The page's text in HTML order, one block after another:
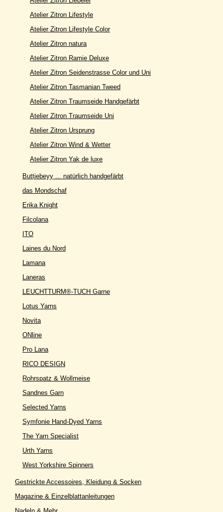
Atelier Zitron Lifestyle
Atelier Zitron Lifestyle Color
Atelier Zitron natura
Atelier Zitron Ramie Deluxe
Atelier Zitron Seidenstrasse Color und Uni
Atelier Zitron Tasmanian Tweed
Atelier Zitron Traumseide Handgefärbt
Atelier Zitron Traumseide Uni
Atelier Zitron Ursprung
Atelier Zitron Wind & Wetter
Atelier Zitron Yak de luxe
Buttjebeyy ... natürlich handgefärbt
das Mondschaf
Erika Knight
Filcolana
ITO
Laines du Nord
Lamana
Laneras
LEUCHTTURM®-TUCH Garne
Lotus Yarns
Novita
ONline
Pro Lana
RICO DESIGN
Rohrspatz & Wollmeise
Sandnes Garn
Selected Yarns
Symfonie Hand-Dyed Yarns
The Yarn Specialist
Urth Yarns
West Yorkshire Spinners
Gestrickte Accessoires, Kleidung & Socken
Magazine & Einzelblattanleitungen